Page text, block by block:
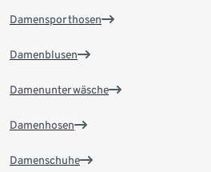
Damensporthosen
Damenblusen
Damenunterwäsche
Damenhosen
Damenschuhe